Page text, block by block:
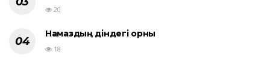
20
Намаздың діндегі орны
18